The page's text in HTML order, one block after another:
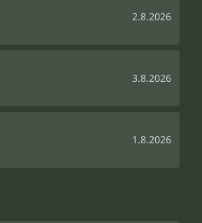
2.8.2026
3.8.2026
1.8.2026